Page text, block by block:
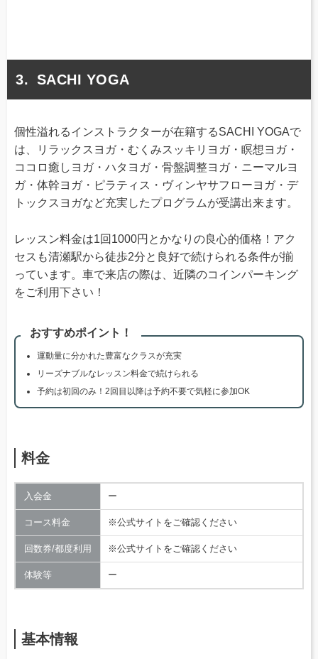
SACHI YOGA
個性溢れるインストラクターが在籍するSACHI YOGAで
は、リラックスヨガ・むくみスッキリヨガ・瞑想ヨガ・
ココロ癒しヨガ・ハタヨガ・骨盤調整ヨガ・ニーマルヨ
ガ・体幹ヨガ・ピラティス・ヴィンヤサフローヨガ・デ
トックスヨガなど充実したプログラムが受講出来ます。
レッスン料金は1回1000円とかなりの良心的価格！アク
セスも清瀬駅から徒歩2分と良好で続けられる条件が揃
っています。車で来店の際は、近隣のコインパーキング
をご利用下さい！
おすすめポイント！
運動量に分かれた豊富なクラスが充実
リーズナブルなレッスン料金で続けられる
予約は初回のみ！2回目以降は予約不要で気軽に参加OK
料金
入会金 ー
コース料金 ※公式サイトをご確認ください
回数券/都度利用 ※公式サイトをご確認ください
体験等 ー
基本情報